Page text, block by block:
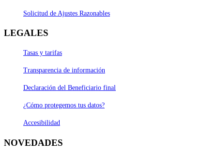
Solicitud de Ajustes Razonables
LEGALES
Tasas y tarifas
Transparencia de información
Declaración del Beneficiario final
¿Cómo protegemos tus datos?
Accesibilidad
NOVEDADES